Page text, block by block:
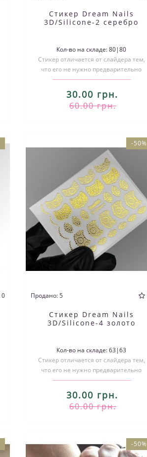
Стикер Dream Nails
3D/Silicone-2 серебро
Кол-во на складе: 80|80
Стикер отличается от слайдера тем,
что его не нужно предварительно
вырезать по размеру и размачивать..
30.00 грн.
60.00 грн.
0
-50%
Продано: 5
Стикер Dream Nails
3D/Silicone-4 золото
Кол-во на складе: 63|63
Стикер отличается от слайдера тем,
что его не нужно предварительно
вырезать по размеру и размачивать..
30.00 грн.
60.00 грн.
-50%